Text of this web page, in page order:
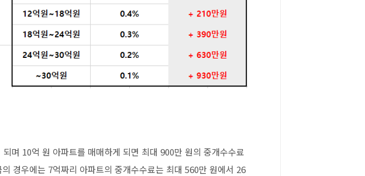
며 10억 원 아파트를 매매하게 되면 최대 900만 원의 중개수수료
경우에는 7억짜리 아파트의 중개수수료는 최대 560만 원에서 26